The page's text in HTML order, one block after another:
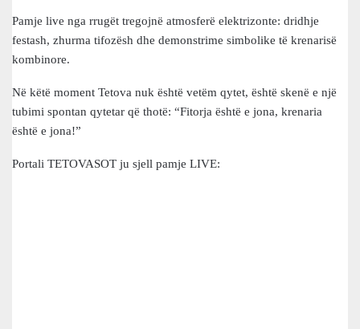
Pamje live nga rrugët tregojnë atmosferë elektrizonte: dridhje
festash, zhurma tifozësh dhe demonstrime simbolike të krenarisë
kombinore.
Në këtë moment Tetova nuk është vetëm qytet, është skenë e një
tubimi spontan qytetar që thotë: “Fitorja është e jona, krenaria
është e jona!”
Portali TETOVASOT ju sjell pamje LIVE: